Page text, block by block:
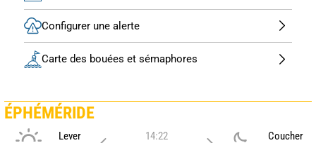
Configurer une alerte
Carte des bouées et sémaphores
ÉPHÉMÉRIDE
Lever
14:22
Coucher